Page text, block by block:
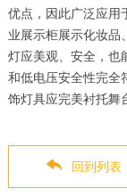
优点，因此广泛应用
业展示柜展示化妆品
灯应美观、安全，也
和低电压安全性完全
饰灯具应完美衬托舞
回到列表